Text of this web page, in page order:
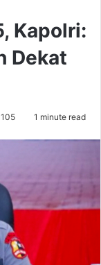
Kapolri:
Dekat
105 1 minute read